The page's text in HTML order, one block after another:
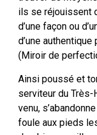
ils se réjouissent
d’une façon ou
d’une
(Miroir de
Ainsi poussé et
serviteur du Très-
venu,
foule aux pieds